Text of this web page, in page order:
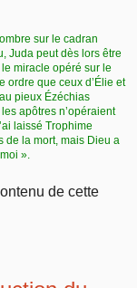
sur le cadran
Juda peut dès lors être
miracle opéré sur le
ordre que ceux d’Élie et
pieux Ézéchias
apôtres n’opéraient
laissé Trophime
de la mort, mais Dieu a
».
de cette